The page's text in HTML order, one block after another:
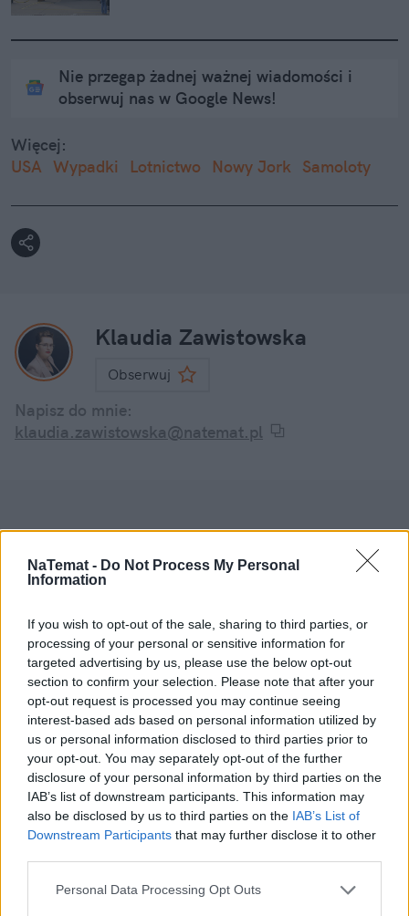
NaTemat - Do Not Process My Personal
Information
If you wish to opt-out of the sale, sharing to third parties, or
processing of your personal or sensitive information for
targeted advertising by us, please use the below opt-out
section to confirm your selection. Please note that after your
opt-out request is processed you may continue seeing
interest-based ads based on personal information utilized by
us or personal information disclosed to third parties prior to
your opt-out. You may separately opt-out of the further
disclosure of your personal information by third parties on the
IAB’s list of downstream participants. This information may
also be disclosed by us to third parties on the IAB’s List of
Downstream Participants that may further disclose it to other
Personal Data Processing Opt Outs
Nie przegap żadnej ważnej wiadomości i
obserwuj nas w Google News!
Więcej:
USA Wypadki Lotnictwo Nowy Jork Samoloty
Klaudia Zawistowska
Obserwuj
Napisz do mnie:
klaudia.zawistowska@natemat.pl
Czytaj więcej
Mały odprysk to wielki problem.
Pojechałem sprawdzić, jak w 30 minut
uratować szybę (i portfel)